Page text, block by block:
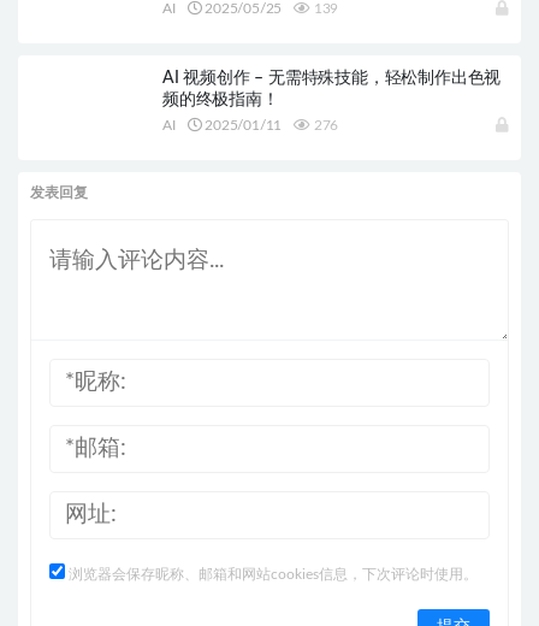
AI 2025/05/25 139
AI 视频创作 – 无需特殊技能，轻松制作出色视
频的终极指南！
AI 2025/01/11 276
发表回复
浏览器会保存昵称、邮箱和网站cookies信息，下次评论时使用。